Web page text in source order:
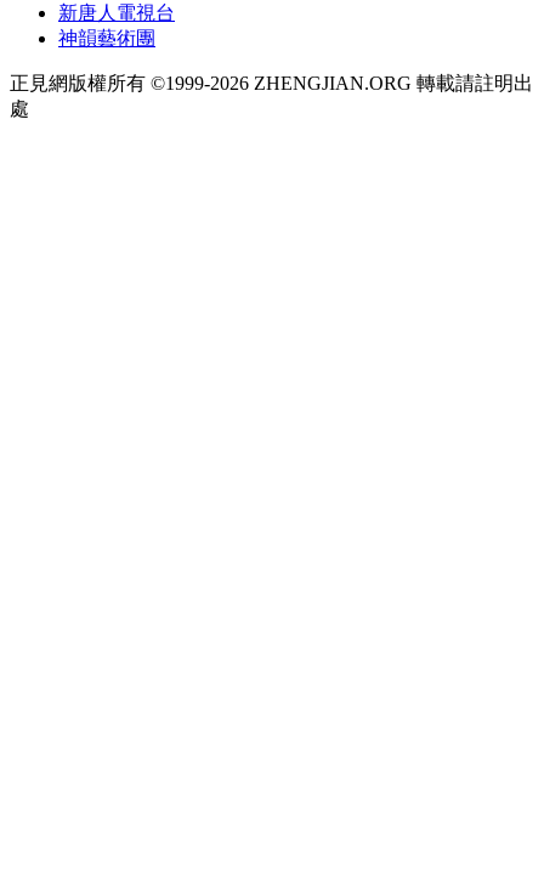
新唐人電視台
神韻藝術團
正見網版權所有 ©1999-2026 ZHENGJIAN.ORG 轉載請註明出
處